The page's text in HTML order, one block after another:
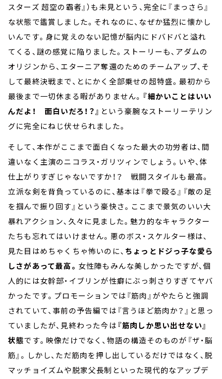
スターズ 超空の霸者』）も未見という、完全に『まっさら』
な状態で鑑賞しました。それなのに、なぜか猛烈に懐かし
いんです。身に覚えのない記憶が脳内にドバドバと溢れ
てくる、謎の感覚に陥りました。ストーリーも、アダムの
オリジンから、エターニア奪還のためのチームアップ、そ
して最終決戦まで、とにかく全部乗せの超特盛。最初から
最後まで一切休まる暇がありません。 『細かいことはいい
んだよ！ 面白いだろ！？』 という豪腕なストーリーテリン
グに完全にねじ伏せられました。
そして、本作がここまで面白くなった最大の功労者は、間
違いなく主演のニコラス・ガリツィンでしょう。いや、体
仕上がりすぎじゃないですか！？ 戦闘スタイルも最高。
立派な剣を背負っているのに、基本は『拳で殴る』『敵の足
を掴んで振り回す』という豪快さ。ここまで景気のいい大
暴れアクション、久々に見ました。魅力的なキャラクター
たちも忘れてはいけません。悪のボス・スケルター様は、
見た目はめちゃくちゃ怖いのに、 ちょっとドジっ子な愛ら
しさがあって最高。 女性陣もみんな美しかったですが、個
人的には女幹部・イブリンが性癖にぶっ刺さりすぎてヤバ
かったです。プロモーションでは『筋肉』がやたらと強調
されていて、事前の予告編では『言うほど筋肉か？』と思っ
ていましたが、見終わった今は 『筋肉しか思い出せない』
状態です。映像だけでなく、物語の構造そのものが『ザ・脳
筋』。しかし、ただ筋肉を押し出しているだけではなく、脱
マッチョイズムや脱家父長制といった現代的なアップデ